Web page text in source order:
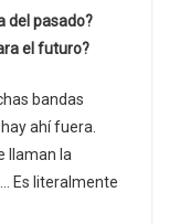
del pasado?
el futuro?
bandas
ahí fuera.
llaman la
Es literalmente